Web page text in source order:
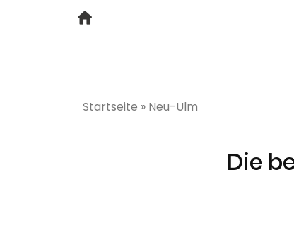
Startseite » Neu-Ulm
Die